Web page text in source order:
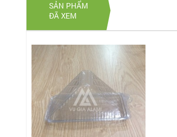
SẢN PHẨM
ĐÃ XEM